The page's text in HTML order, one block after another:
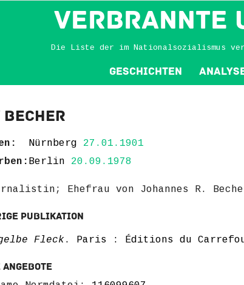
VERBRANNTE
Die Liste der im Nationalsozialismus
Geschichten
Nürnberg 27.01.1901
Berlin 20.09.1978
Ehefrau von Johannes R.
Publikation
Fleck . Paris : Éditions du